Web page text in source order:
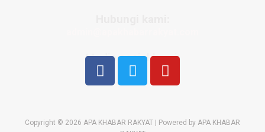
Media sosial kami:
Copyright © 2026 APA KHABAR RAKYAT | Powered by APA KHABAR